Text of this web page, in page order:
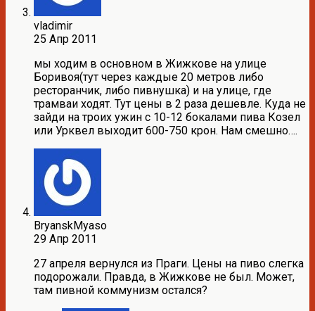
vladimir
25 Апр 2011
мы ходим в основном в Жижкове на улице
Боривоя(тут через каждые 20 метров либо
ресторанчик, либо пивнушка) и на улице, где
трамваи ходят. Тут цены в 2 раза дешевле. Куда не
зайди на троих ужин с 10-12 бокалами пива Козел
или Урквел выходит 600-750 крон. Нам смешно….
BryanskMyaso
29 Апр 2011
27 апреля вернулся из Праги. Цены на пиво слегка
подорожали. Правда, в Жижкове не был. Может,
там пивной коммунизм остался?